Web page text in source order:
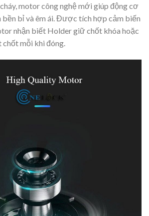
motor công nghệ mới giúp động cơ
bền bỉ và êm ái. Được tích hợp cảm biến
nhận biết Holder giữ chốt khóa hoặc
mỗi khi đóng.